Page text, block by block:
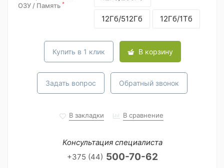
ОЗУ / Память *
12Гб/512Гб 12Гб/1Тб
Купить в 1 клик В корзину
Задать вопрос Обратный звонок
В закладки В сравнение
Консультация специалиста
+375 (44) 500-70-62